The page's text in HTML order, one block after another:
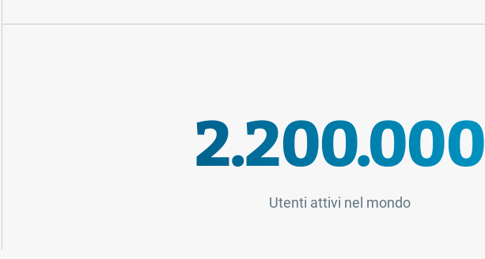
2.200.000
Utenti attivi nel mondo